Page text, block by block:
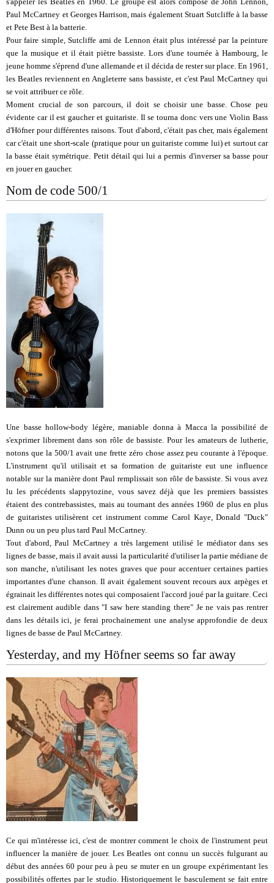
Paul McCartney et Georges Harrison, mais également Stuart Sutcliffe à la basse
et Pete Best à la batterie.
Pour faire simple, Sutcliffe ami de Lennon était plus intéressé par la peinture
que la musique et il était piètre bassiste. Lors d'une tournée à Hambourg, le
jeune homme s'éprend d'une allemande et il décida de rester sur place. En 1961,
les Beatles reviennent en Angleterre sans bassiste, et c'est Paul McCartney qui
se voit attribuer ce rôle.
Moment crucial de son parcours, il doit se choisir une basse. Chose peu
évidente car il est gaucher et guitariste. Il se tourna donc vers une Violin Bass
d'Höfner pour différentes raisons. Tout d'abord, c'était pas cher, mais également
car c'était une short-scale (pratique pour un guitariste comme lui) et surtout car
la basse était symétrique. Petit détail qui lui a permis d'inverser sa basse pour
en jouer en gaucher.
Nom de code 500/1
Une basse hollow-body légère, maniable donna à Macca la possibilité de
s'exprimer librement dans son rôle de bassiste. Pour les amateurs de lutherie,
notons que la 500/1 avait une frette zéro chose assez peu courante à l'époque.
L'instrument qu'il utilisait et sa formation de guitariste eut une influence
notable sur la manière dont Paul remplissait son rôle de bassiste. Si vous avez
lu les précédents slappytozine, vous savez déjà que les premiers bassistes
étaient des contrebassistes, mais au tournant des années 1960 de plus en plus
de guitaristes utilisèrent cet instrument comme Carol Kaye, Donald "Duck"
Dunn ou un peu plus tard Paul McCartney.
Tout d'abord, Paul McCartney a très largement utilisé le médiator dans ses
lignes de basse, mais il avait aussi la particularité d'utiliser la partie médiane de
son manche, n'utilisant les notes graves que pour accentuer certaines parties
importantes d'une chanson. Il avait également souvent recours aux arpèges et
égrainait les différentes notes qui composaient l'accord joué par la guitare. Ceci
est clairement audible dans "I saw here standing there" Je ne vais pas rentrer
dans les détails ici, je ferai prochainement une analyse approfondie de deux
lignes de basse de Paul McCartney.
Yesterday, and my Höfner seems so far away
Ce qui m'intéresse ici, c'est de montrer comment le choix de l'instrument peut
influencer la manière de jouer. Les Beatles ont connu un succès fulgurant au
début des années 60 pour peu à peu se muter en un groupe expérimentant les
possibilités offertes par le studio. Historiquement le basculement se fait entre